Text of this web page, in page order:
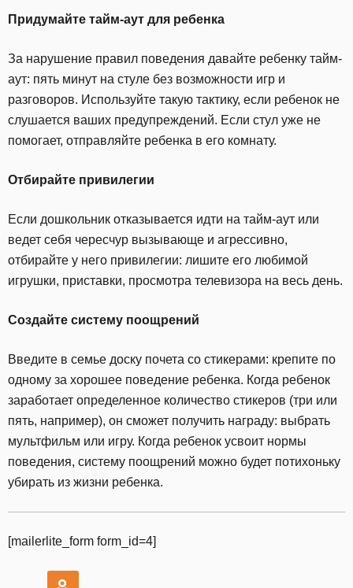
Придумайте тайм-аут для ребенка
За нарушение правил поведения давайте ребенку тайм-
аут: пять минут на стуле без возможности игр и
разговоров. Используйте такую тактику, если ребенок не
слушается ваших предупреждений. Если стул уже не
помогает, отправляйте ребенка в его комнату.
Отбирайте привилегии
Если дошкольник отказывается идти на тайм-аут или
ведет себя чересчур вызывающе и агрессивно,
отбирайте у него привилегии: лишите его любимой
игрушки, приставки, просмотра телевизора на весь день.
Создайте систему поощрений
Введите в семье доску почета со стикерами: крепите по
одному за хорошее поведение ребенка. Когда ребенок
заработает определенное количество стикеров (три или
пять, например), он сможет получить награду: выбрать
мультфильм или игру. Когда ребенок усвоит нормы
поведения, систему поощрений можно будет потихоньку
убирать из жизни ребенка.
[mailerlite_form form_id=4]